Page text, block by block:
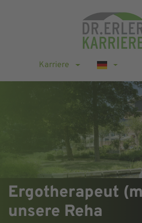
Karriere
Ergotherapeut
unsere Reha